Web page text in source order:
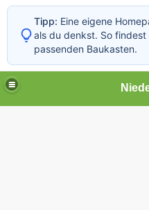
Tipp: Eine eigene
als du denkst. So findest
passenden Baukasten.